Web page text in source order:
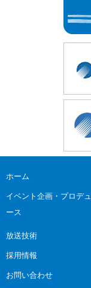
ホーム
イベント企画・プロデュ
ース
放送技術
採用情報
お問い合わせ